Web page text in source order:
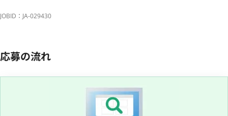
JOBID：JA-029430
応募の流れ